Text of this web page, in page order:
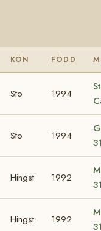
KÖN FÖDD
Sto 1994
Sto 1994
Hingst 1992
Hingst 1992